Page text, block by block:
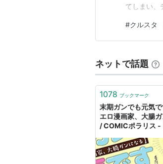
てしまい、
ィネです
たこと と
#クルスタ
ネットで話題
1078 ブックマーク
末期ガンでも元気
エロ漫画家、大腸
/ COMICポラリス -